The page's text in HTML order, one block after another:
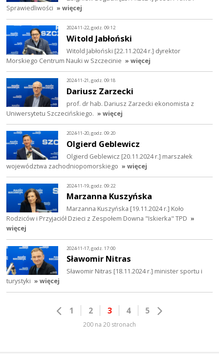
Sprawiedliwości » więcej
2024-11-22, godz. 09:12
Witold Jabłoński
Witold Jabłoński [22.11.2024 r.] dyrektor
Morskiego Centrum Nauki w Szczecinie » więcej
2024-11-21, godz. 09:18
Dariusz Zarzecki
prof. dr hab. Dariusz Zarzecki ekonomista z
Uniwersytetu Szczecińskiego. » więcej
2024-11-20, godz. 09:20
Olgierd Geblewicz
Olgierd Geblewicz [20.11.2024 r.] marszałek
województwa zachodniopomorskiego » więcej
2024-11-19, godz. 09:22
Marzanna Kuszyńska
Marzanna Kuszyńska [19.11.2024 r.] Koło
Rodziców i Przyjaciół Dzieci z Zespołem Downa "Iskierka" TPD »
więcej
2024-11-17, godz. 17:00
Sławomir Nitras
Sławomir Nitras [18.11.2024 r.] minister sportu i
turystyki » więcej
1 2 3 4 5
200 na 20 stronach